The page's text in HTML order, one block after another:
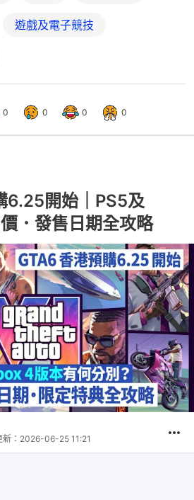
遊戲及電子競技
0 0 0 0
6.25開始｜PS5及
．發售日期全攻略
新： 2026-06-25 11:21